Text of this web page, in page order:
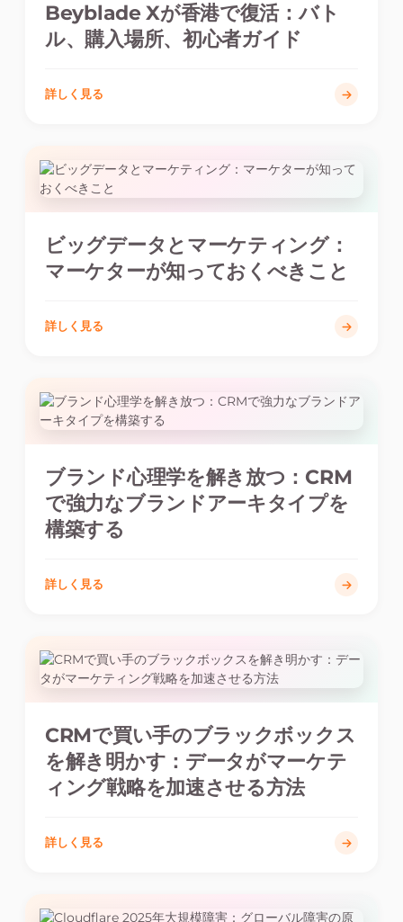
Beyblade Xが香港で復活：バト
ル、購入場所、初心者ガイド
詳しく見る
ビッグデータとマーケティング：
マーケターが知っておくべきこと
詳しく見る
ブランド心理学を解き放つ：CRM
で強力なブランドアーキタイプを
構築する
詳しく見る
CRMで買い手のブラックボックス
を解き明かす：データがマーケテ
ィング戦略を加速させる方法
詳しく見る